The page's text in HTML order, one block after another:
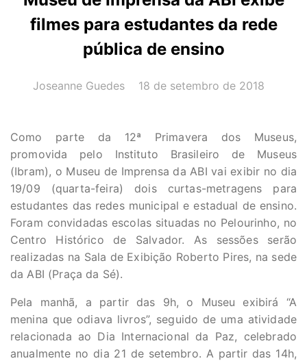
filmes para estudantes da rede
pública de ensino
AUTOR(A):
Joseanne Guedes DATA:
18 de setembro de 2018
Como parte da 12ª Primavera dos Museus,
promovida pelo Instituto Brasileiro de Museus
(Ibram), o Museu de Imprensa da ABI vai exibir no dia
19/09 (quarta-feira) dois curtas-metragens para
estudantes das redes municipal e estadual de ensino.
Foram convidadas escolas situadas no Pelourinho, no
Centro Histórico de Salvador. As sessões serão
realizadas na Sala de Exibição Roberto Pires, na sede
da ABI (Praça da Sé).
Pela manhã, a partir das 9h, o Museu exibirá “A
menina que odiava livros”, seguido de uma atividade
relacionada ao Dia Internacional da Paz, celebrado
anualmente no dia 21 de setembro. A partir das 14h,